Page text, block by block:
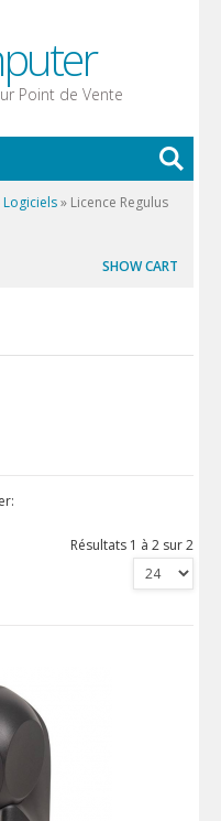
Point de Vente
Logiciels» Licence Regulus
SHOW CART
Résultats 1 à 2 sur 2